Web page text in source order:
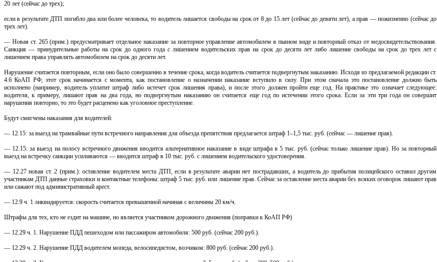
20 лет (сейчас до трех);
если в результате ДТП погибло два или более человека, то водитель лишается свободы на срок от 8 до 15 лет (сейчас до девяти лет), а прав — пожизненно (сейчас до
трех лет).
— Новая ст. 265 (прим.) предусматривает отдельное наказание за повторное управление автомобилем в пьяном виде и повторный отказ от медосвидетельствования.
Санкция — принудительные работы на срок до одного года с лишением водительских прав на срок до десяти лет либо лишение свободы на срок до трех лет с
лишением права управлять автомобилем на срок до десяти лет.
Нарушение считается повторным, если оно было совершенно в течение срока, когда водитель считается подвергнутым наказанию. Исходя из предлагаемой редакции ст.
4.6 КоАП РФ, этот срок начинается с момента, как постановление о назначении наказание вступило в силу. При этом сначала это постановление должно быть
исполнено (например, водитель уплатит штраф либо истечет срок лишения права), и после этого должен пройти еще год. На практике это означает следующее:
водителя, к примеру, лишают прав на два года, но подвергнутым наказанию он считается еще год по истечении этого срока. Если за эти три года он совершит
нарушения повторно, то это будет расценено как уголовное преступление.
Будут смягчены наказания для водителей:
— 12.15: за выезд на трамвайные пути встречного направления для объезда препятствия предлагается штраф 1–1,5 тыс. руб. (сейчас — лишение прав).
— 12.15: за выезд на полосу встречного движения вводится альтернативное наказание в виде штрафа в 5 тыс. руб. (сейчас только лишение прав). Но за повторный
выезд на встречку санкции усиливаются — вводится штраф в 10 тыс. руб. с лишением водительского удостоверения.
— 12.27 новая ст. 2 (прим.): оставление водителем места ДТП, если в результате аварии нет пострадавших, а водитель до прибытия полицейского оставил другим
участникам ДТП данные страховки и контактные телефоны: штраф 5 тыс. руб. или лишение прав. Сейчас за оставление места аварии без всяких оговорок лишают прав
или сажают под административный арест.
— 12.9 ч. 1 ликвидируется: скорость считается превышенной начиная с величины 20 км/ч.
Штрафы для тех, кто не ездит на машине, но является участником дорожного движения (поправки к КоАП РФ)
— 12.29 ч. 1. Нарушение ПДД пешеходом или пассажиром автомобиля: 500 руб. (сейчас 200 руб.).
— 12.29 ч. 2. Нарушение ПДД водителем мопеда, велосипедистом, возчиком: 800 руб. (сейчас 200 руб.).